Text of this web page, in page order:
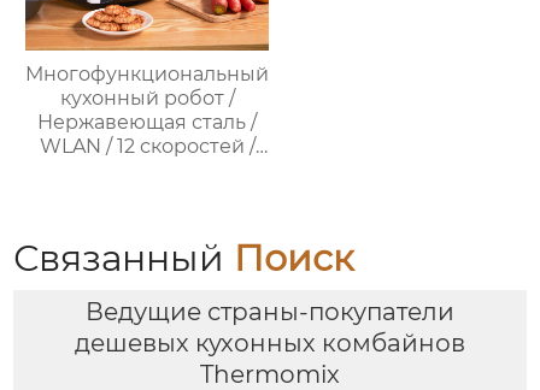
Многофункциональный
кухонный робот /
Нержавеющая сталь /
WLAN / 12 скоростей /
рецепты / Миксер
Связанный Поиск
Ведущие страны-покупатели
дешевых кухонных комбайнов
Thermomix